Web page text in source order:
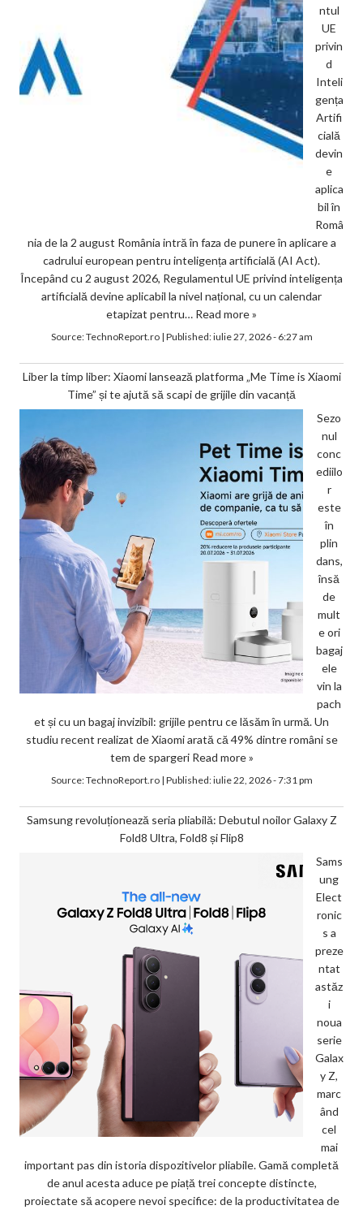
ntul
UE
privin
d
Inteli
gența
Artifi
cială
devin
e
aplica
bil în
Româ
nia de la 2 august România intră în faza de punere în aplicare a
cadrului european pentru inteligența artificială (AI Act).
Începând cu 2 august 2026, Regulamentul UE privind inteligența
artificială devine aplicabil la nivel național, cu un calendar
etapizat pentru… Read more »
Source:TechnoReport.ro| Published:iulie 27, 2026 - 6:27 am
Liber la timp liber: Xiaomi lansează platforma „Me Time is Xiaomi
Time” și te ajută să scapi de grijile din vacanță
Sezo
nul
conc
ediilo
r
este
în
plin
dans,
însă
de
mult
e ori
bagaj
ele
vin la
pach
et și cu un bagaj invizibil: grijile pentru ce lăsăm în urmă. Un
studiu recent realizat de Xiaomi arată că 49% dintre români se
tem de spargeri Read more »
Source:TechnoReport.ro| Published:iulie 22, 2026 - 7:31 pm
Samsung revoluționează seria pliabilă: Debutul noilor Galaxy Z
Fold8 Ultra, Fold8 și Flip8
Sams
ung
Elect
ronic
s a
preze
ntat
astăz
i
noua
serie
Galax
y Z,
marc
ând
cel
mai
important pas din istoria dispozitivelor pliabile. Gamă completă
de anul acesta aduce pe piață trei concepte distincte,
proiectate să acopere nevoi specifice: de la productivitatea de